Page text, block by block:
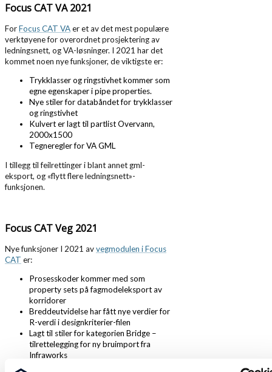
Focus CAT VA 2021
ForFocus CAT VAer et av det mest populære
verktøyene for overordnet prosjektering av
ledningsnett, og VA-løsninger. I 2021 har det
kommet noen nye funksjoner, de viktigste er:
Trykklasser og ringstivhet kommer som
egne egenskaper i pipe properties.
Nye stiler for databåndet for trykklasser
og ringstivhet
Kulvert er lagt til partlist Overvann,
2000x1500
Tegneregler for VA GML
I tillegg til feilrettinger i blant annet gml-
eksport, og «flytt flere ledningsnett»-
funksjonen.
Focus CAT Veg 2021
Nye funksjoner I 2021 avvegmodulen i Focus
CAT er:
Prosesskoder kommer med som
property sets på fagmodeleksport av
korridorer
Breddeutvidelse har fått nye verdier for
R-verdi i designkriterier-filen
Lagt til stiler for kategorien Bridge –
tilrettelegging for ny bruimport fra
Infraworks